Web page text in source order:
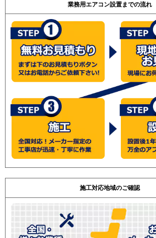
業務用エアコン設置までの流れ
施工対応地域のご確認